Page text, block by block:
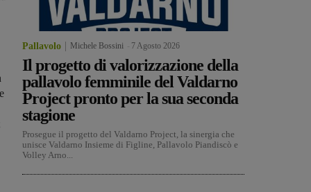
Pallavolo Michele Bossini 7 Agosto 2026
Il progetto di valorizzazione della
pallavolo femminile del Valdarno
Project pronto per la sua seconda
stagione
Prosegue il progetto del Valdarno Project, la sinergia che
unisce Valdarno Insieme di Figline, Pallavolo Piandiscò e
Volley Arno...